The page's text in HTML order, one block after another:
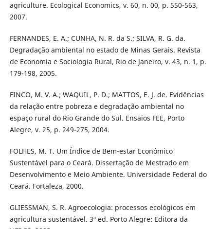
agriculture. Ecological Economics, v. 60, n. 00, p. 550-563,
2007.
FERNANDES, E. A.; CUNHA, N. R. da S.; SILVA, R. G. da.
Degradação ambiental no estado de Minas Gerais. Revista
de Economia e Sociologia Rural, Rio de Janeiro, v. 43, n. 1, p.
179-198, 2005.
FINCO, M. V. A.; WAQUIL, P. D.; MATTOS, E. J. de. Evidências
da relação entre pobreza e degradação ambiental no
espaço rural do Rio Grande do Sul. Ensaios FEE, Porto
Alegre, v. 25, p. 249-275, 2004.
FOLHES, M. T. Um Índice de Bem-estar Econômico
Sustentável para o Ceará. Dissertação de Mestrado em
Desenvolvimento e Meio Ambiente. Universidade Federal do
Ceará. Fortaleza, 2000.
GLIESSMAN, S. R. Agroecologia: processos ecológicos em
agricultura sustentável. 3ª ed. Porto Alegre: Editora da